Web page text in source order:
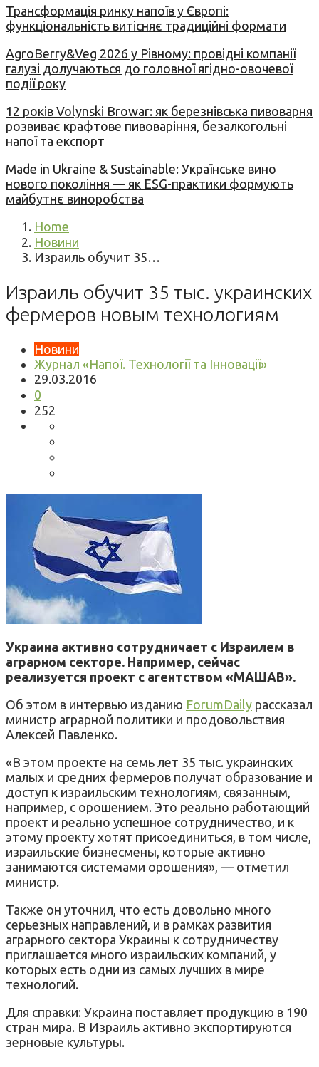
Трансформація ринку напоїв у Європі:
функціональність витісняє традиційні формати
AgroBerry&Veg 2026 у Рівному: провідні компанії
галузі долучаються до головної ягідно-овочевої
події року
12 років Volynski Browar: як березнівська пивоварня
розвиває крафтове пивоваріння, безалкогольні
напої та експорт
Made in Ukraine & Sustainable: Українське вино
нового покоління — як ESG-практики формують
майбутнє виноробства
Home
Новини
Израиль обучит 35…
Израиль обучит 35 тыс. украинских
фермеров новым технологиям
Новини
Журнал «Напої. Технології та Інновації»
29.03.2016
0
252
Украина активно сотрудничает с Израилем в
аграрном секторе. Например, сейчас
реализуется проект с агентством «МАШАВ».
Об этом в интервью изданию ForumDaily рассказал
министр аграрной политики и продовольствия
Алексей Павленко.
«В этом проекте на семь лет 35 тыс. украинских
малых и средних фермеров получат образование и
доступ к израильским технологиям, связанным,
например, с орошением. Это реально работающий
проект и реально успешное сотрудничество, и к
этому проекту хотят присоединиться, в том числе,
израильские бизнесмены, которые активно
занимаются системами орошения», — отметил
министр.
Также он уточнил, что есть довольно много
серьезных направлений, и в рамках развития
аграрного сектора Украины к сотрудничеству
приглашается много израильских компаний, у
которых есть одни из самых лучших в мире
технологий.
Для справки: Украина поставляет продукцию в 190
стран мира. В Израиль активно экспортируются
зерновые культуры.